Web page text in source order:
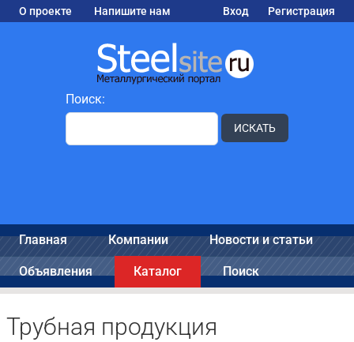
О проекте Напишите нам Вход Регистрация
Поиск:
ИСКАТЬ
Главная Компании Новости и статьи
Объявления Каталог Поиск
Трубная продукция